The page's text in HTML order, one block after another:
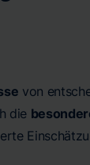
von
die